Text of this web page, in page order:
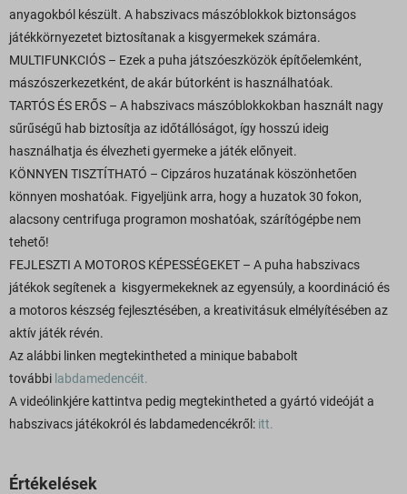
anyagokból készült. A habszivacs mászóblokkok biztonságos
játékkörnyezetet biztosítanak a kisgyermekek számára.
MULTIFUNKCIÓS – Ezek a puha játszóeszközök építőelemként,
mászószerkezetként, de akár bútorként is használhatóak.
TARTÓS ÉS ERŐS – A habszivacs mászóblokkokban használt nagy
sűrűségű hab biztosítja az időtállóságot, így hosszú ideig
használhatja és élvezheti gyermeke a játék előnyeit.
KÖNNYEN TISZTÍTHATÓ – Cipzáros huzatának köszönhetően
könnyen moshatóak. Figyeljünk arra, hogy a huzatok 30 fokon,
alacsony centrifuga programon moshatóak, szárítógépbe nem
tehető!
FEJLESZTI A MOTOROS KÉPESSÉGEKET – A puha habszivacs
játékok segítenek a kisgyermekeknek az egyensúly, a koordináció és
a motoros készség fejlesztésében, a kreativitásuk elmélyítésében az
aktív játék révén.
Az alábbi linken megtekintheted a minique bababolt
további labdamedencéit.
A videólinkjére kattintva pedig megtekintheted a gyártó videóját a
habszivacs játékokról és labdamedencékről: itt.
Értékelések